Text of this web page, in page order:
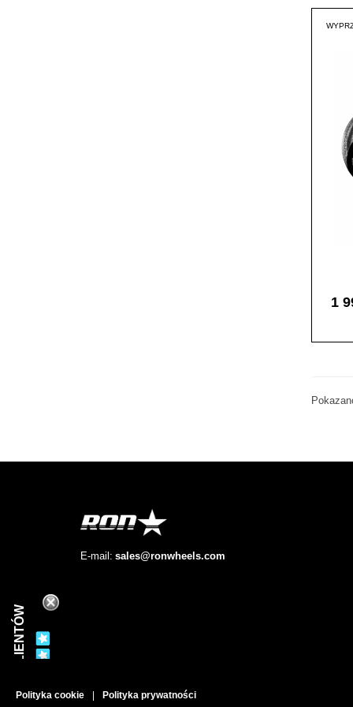
1
E-mail: sales@ronwheels.com
RECENZJE KLIENTÓW
Polityka cookie Polityka prywatności